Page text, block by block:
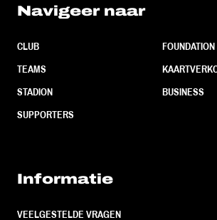
Navigeer naar
CLUB
TEAMS
STADION
SUPPORTERS
FOUNDATION
BUSINESS
Informatie
VEELGESTELDE VRAGEN